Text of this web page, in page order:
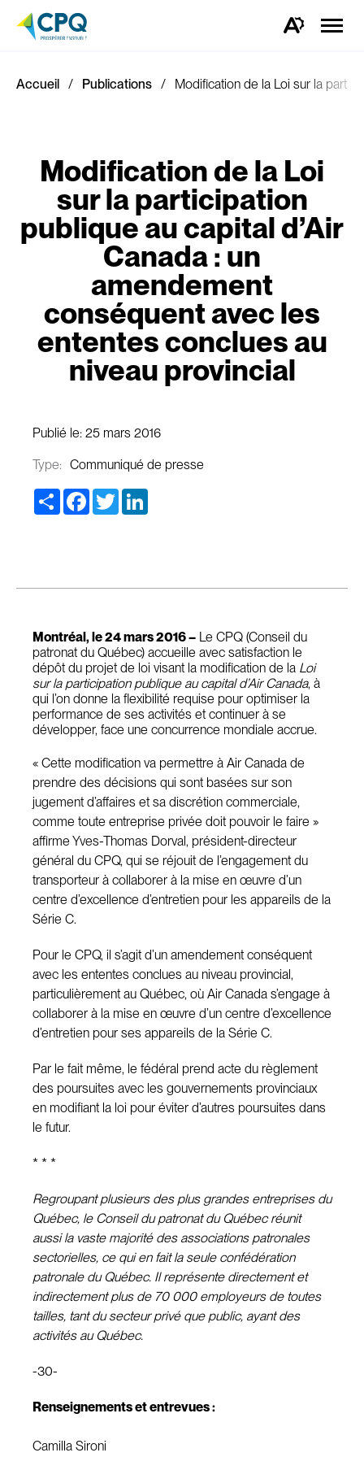
Ouvrez
d'accessibilité.
la
Accueil Publications Modification de la Loi sur la
Modification de la Loi
sur la participation
publique au capital d’Air
Canada : un
amendement
conséquent avec les
ententes conclues au
niveau provincial
Publié le: 25 mars 2016
Type: Communiqué de presse
Share Facebook
Twitter
Montréal, le 24 mars 2016 – Le CPQ (Conseil du
patronat du Québec) accueille avec satisfaction le
dépôt du projet de loi visant la modification de la Loi
sur la participation publique au capital d’Air Canada, à
qui l’on donne la flexibilité requise pour optimiser la
performance de ses activités et continuer à se
développer, face une concurrence mondiale accrue.
« Cette modification va permettre à Air Canada de
prendre des décisions qui sont basées sur son
jugement d’affaires et sa discrétion commerciale,
comme toute entreprise privée doit pouvoir le faire »
affirme Yves-Thomas Dorval, président-directeur
général du CPQ, qui se réjouit de l’engagement du
transporteur à collaborer à la mise en œuvre d’un
centre d’excellence d’entretien pour les appareils de la
Série C.
Pour le CPQ, il s’agit d’un amendement conséquent
avec les ententes conclues au niveau provincial,
particulièrement au Québec, où Air Canada s’engage à
collaborer à la mise en œuvre d’un centre d’excellence
d’entretien pour ses appareils de la Série C.
Par le fait même, le fédéral prend acte du règlement
des poursuites avec les gouvernements provinciaux
en modifiant la loi pour éviter d’autres poursuites dans
le futur.
* * *
Regroupant plusieurs des plus grandes entreprises du
Québec, le Conseil du patronat du Québec réunit
aussi la vaste majorité des associations patronales
sectorielles, ce qui en fait la seule confédération
patronale du Québec. Il représente directement et
indirectement plus de 70 000 employeurs de toutes
tailles, tant du secteur privé que public, ayant des
activités au Québec.
-30-
Renseignements et entrevues :
Camilla Sironi